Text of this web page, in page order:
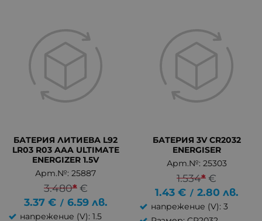
БАТЕРИЯ ЛИТИЕВА L92
LR03 R03 AAA ULTIMATE
ENERGIZER 1.5V
Арт.№: 25887
3.480* €
3.37 € / 6.59 лв.
напрежение (V): 1.5
БАТЕРИЯ 3V CR2032
ENERGISER
Арт.№: 25303
1.534*€
1.43 € / 2.80 лв.
напрежение (V): 3